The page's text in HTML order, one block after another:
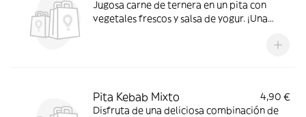
Jugosa carne de ternera en un pita con
vegetales frescos y salsa de yogur. ¡Una
Pita Kebab Mixto
4,90 €
Disfruta de una deliciosa combinación de